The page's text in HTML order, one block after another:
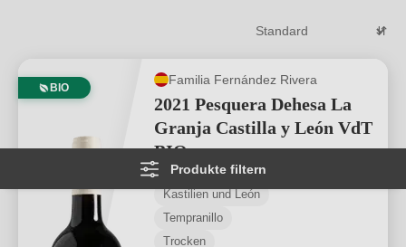
Produkte filtern
BIO
Familia Fernández Rivera
2021 Pesquera Dehesa La
Granja Castilla y León VdT
BIO
Kastilien und León
Tempranillo
Trocken